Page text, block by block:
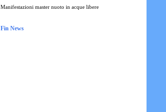
Manifestazioni master nuoto in acque libere
Fin News